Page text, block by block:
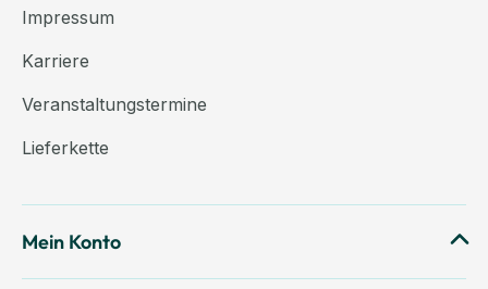
Impressum
Karriere
Veranstaltungstermine
Lieferkette
Mein Konto